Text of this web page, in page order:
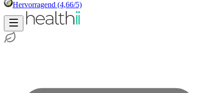
Hervorragend (4,66/5)